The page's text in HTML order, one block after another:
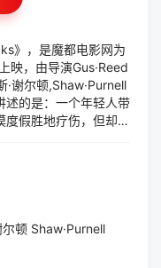
》，是魔都电影网为
映，由导演Gus·Reed
·谢尔顿,Shaw·Purnell
述的是：一个年轻人带
假胜地疗伤，但却被
尔顿 Shaw·Purnell